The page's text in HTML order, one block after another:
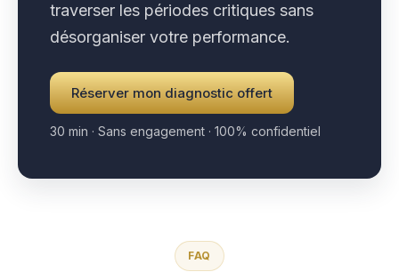
traverser les périodes critiques sans
désorganiser votre performance.
Réserver mon diagnostic offert
30 min · Sans engagement · 100% confidentiel
FAQ